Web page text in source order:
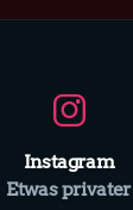
Instagram
Etwas privater